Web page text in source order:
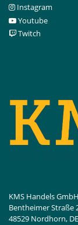
Instagram
Youtube
Twitch
KMS Handels GmbH
Bentheimer Straße
48529 Nordhorn, DE